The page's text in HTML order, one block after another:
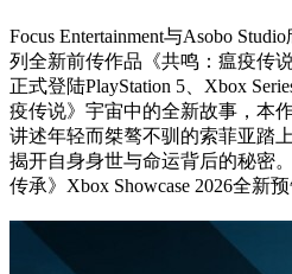
Focus Entertainment与Asobo
列全新前传作品《共鸣：瘟疫传
正式登陆PlayStation 5、Xbox
疫传说》宇宙中的全新故事，本
讲述年轻而桀骜不驯的索菲亚踏
揭开自身身世与命运背后的秘密
传承》Xbox Showcase 2026全新预